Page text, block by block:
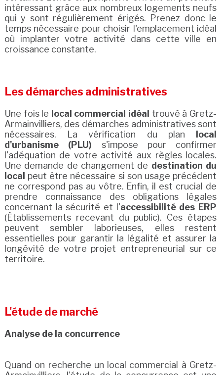
intéressant grâce aux nombreux logements neufs
qui y sont régulièrement érigés. Prenez donc le
temps nécessaire pour choisir l'emplacement idéal
où implanter votre activité dans cette ville en
croissance constante.
Les démarches administratives
Une fois le local commercial idéal trouvé à Gretz-
Armainvilliers, des démarches administratives sont
nécessaires. La vérification du plan
local
d'urbanisme (PLU) s'impose pour confirmer
l'adéquation de votre activité aux règles locales.
Une demande de changement de destination du
local peut être nécessaire si son usage précédent
ne correspond pas au vôtre. Enfin, il est crucial de
prendre connaissance des obligations légales
concernant la sécurité et l'accessibilité des ERP
(Établissements recevant du public). Ces étapes
peuvent sembler laborieuses, elles restent
essentielles pour garantir la légalité et assurer la
longévité de votre projet entrepreneurial sur ce
territoire.
L'étude de marché
Analyse de la concurrence
Quand on recherche un local commercial à Gretz-